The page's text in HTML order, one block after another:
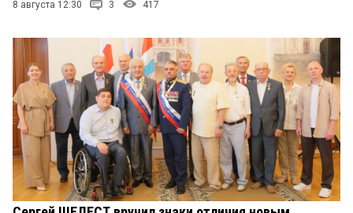
8 августа 12:30 3 417